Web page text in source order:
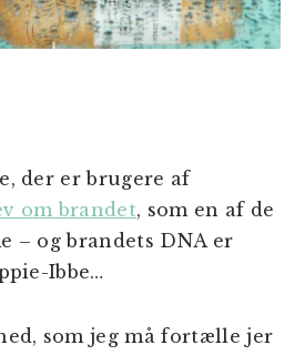
der er brugere af
om brandet, som en af de
– og brandets DNA er
Ibbe…
som jeg må fortælle jer